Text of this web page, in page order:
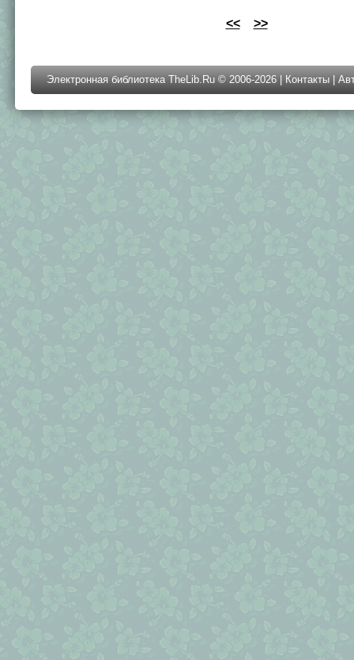
<< >>
Электронная библиотека TheLib.Ru © 2006-2026 | Контакты |